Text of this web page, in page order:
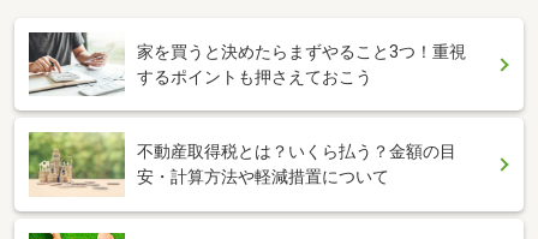
家を買うと決めたらまずやること3つ！重視
するポイントも押さえておこう
不動産取得税とは？いくら払う？金額の目
安・計算方法や軽減措置について